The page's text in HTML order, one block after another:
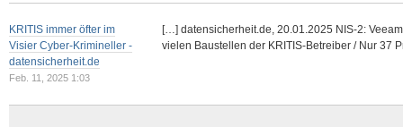
KRITIS immer öfter im
Visier Cyber-Krimineller -
datensicherheit.de
Feb. 11, 2025 1:03
[…] datensicherheit.de, 20.01.2025 NIS-2:
vielen Baustellen der KRITIS-Betreiber / Nur 37